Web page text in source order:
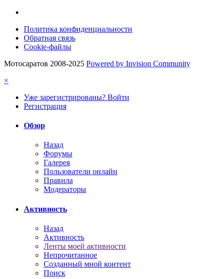
Политика конфиденциальности
Обратная связь
Cookie-файлы
Мотосаратов 2008-2025 Powered by Invision Community
×
Уже зарегистрированы? Войти
Регистрация
Обзор
Назад
Форумы
Галерея
Пользователи онлайн
Правила
Модераторы
Активность
Назад
Активность
Ленты моей активности
Непрочитанное
Созданный мной контент
Поиск